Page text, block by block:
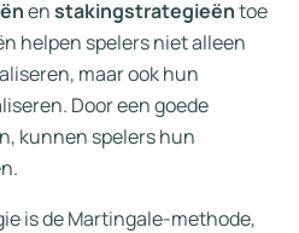
enstakingstrategieëntoe
helpen spelers niet alleen
maar ook hun
Door een goede
kunnen spelers hun
is de Martingale-methode,